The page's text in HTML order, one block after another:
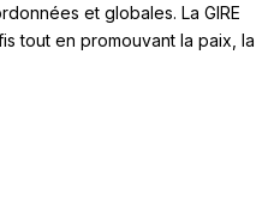
et globales. La GIRE
tout en promouvant la paix, la